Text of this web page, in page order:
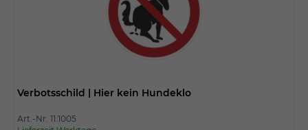
Verbotsschild | Hier kein Hundeklo
Art.-Nr. 11.1005